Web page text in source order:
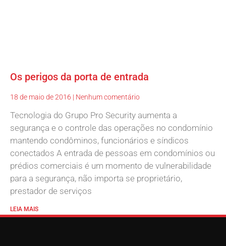
Os perigos da porta de entrada
18 de maio de 2016 Nenhum comentário
Tecnologia do Grupo Pro Security aumenta a
segurança e o controle das operações no condomínio
mantendo condôminos, funcionários e síndicos
conectados A entrada de pessoas em condomínios ou
prédios comerciais é um momento de vulnerabilidade
para a segurança, não importa se proprietário,
prestador de serviços
LEIA MAIS